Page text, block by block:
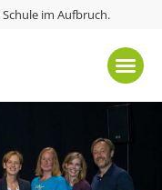
Schule im Aufbruch.